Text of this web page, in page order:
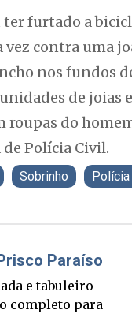
furtado a
contra uma
nos fundos
de joias
do
Polícia Civil.
Sobrinho
Fabiano
Ponte Anita
palanque